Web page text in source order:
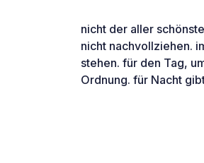
nicht der aller
nicht nachvollziehen.
stehen. für den Tag,
Ordnung. für Nacht